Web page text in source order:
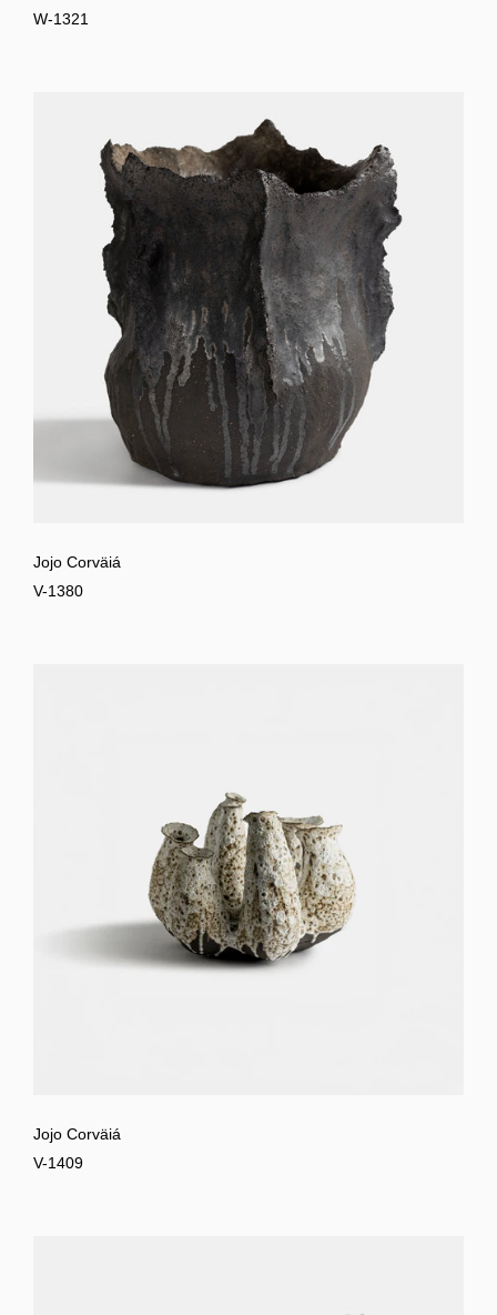
W-1321
Jojo Corväiá
V-1380
Jojo Corväiá
V-1409